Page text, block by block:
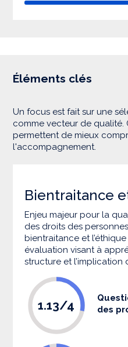
Éléments clés
Un focus est fait sur une
comme vecteur de qualité.
permettent de mieux
l'accompagnement.
Bientraitance
Enjeu majeur pour la
des droits des
bientraitance et l’éthique
évaluation visant à
structure et l’implication
1.13/4
des